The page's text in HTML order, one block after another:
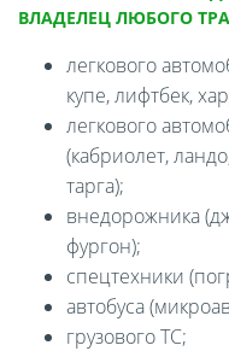
ВЛАДЕЛЕЦ ЛЮБОГО
легкового
купе, лифтбек,
легкового
(кабриолет,
тарга);
внедорожника
фургон);
спецтехники
автобуса
грузового ТС;